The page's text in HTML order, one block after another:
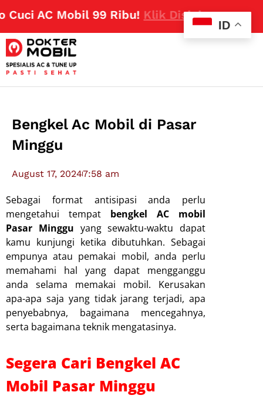
AC Mobil 99 Ribu!Klik Disini
Bengkel Ac Mobil di Pasar
Minggu
August 17, 20247:58 am
Sebagai format antisipasi anda perlu
mengetahui tempat bengkel AC mobil
Pasar Minggu yang sewaktu-waktu dapat
kamu kunjungi ketika dibutuhkan. Sebagai
empunya atau pemakai mobil, anda perlu
memahami hal yang dapat mengganggu
anda selama memakai mobil. Kerusakan
apa-apa saja yang tidak jarang terjadi, apa
penyebabnya, bagaimana mencegahnya,
serta bagaimana teknik mengatasinya.
Segera Cari Bengkel AC
Mobil Pasar Minggu
ID